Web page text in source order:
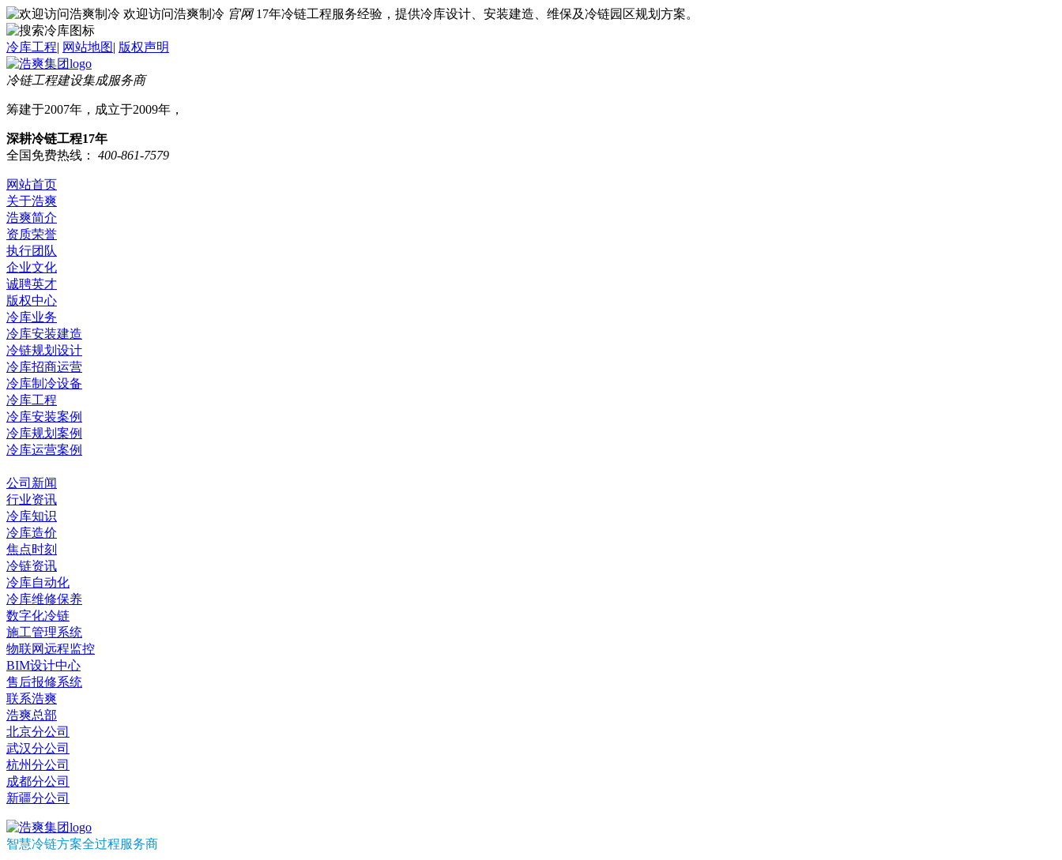
欢迎访问浩爽制冷 官网 17年冷链工程服务经验，提供冷库设计、安装建造、维保及冷链园区规划方案。
冷库工程| 网站地图| 版权声明
冷链工程建设集成服务商
筹建于2007年，成立于2009年，
深耕冷链工程17年
全国免费热线：
400-861-7579
网站首页
关于浩爽
浩爽简介
资质荣誉
执行团队
企业文化
诚聘英才
版权中心
冷库业务
冷库安装建造
冷链规划设计
冷库招商运营
冷库制冷设备
冷库工程
冷库安装案例
冷库规划案例
冷库运营案例
公司新闻
行业资讯
冷库知识
冷库造价
焦点时刻
冷链资讯
冷库自动化
冷库维修保养
数字化冷链
施工管理系统
物联网远程监控
BIM设计中心
售后报修系统
联系浩爽
浩爽总部
北京分公司
武汉分公司
杭州分公司
成都分公司
新疆分公司
智慧冷链方案全过程服务商